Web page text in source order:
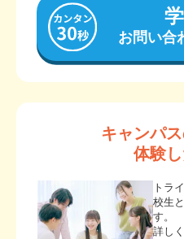
お問い合
キャンパ
体験
トラ
校生
す。
詳し